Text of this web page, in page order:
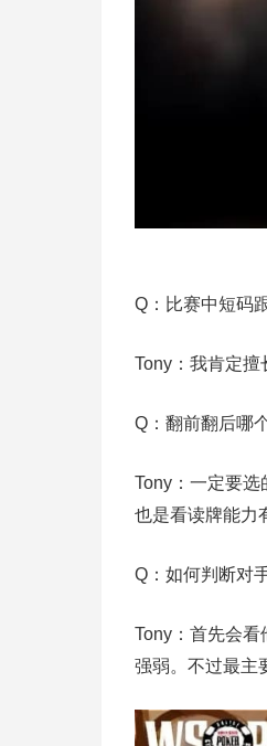
Q：比赛中短码
Tony：我肯定擅
Q：翻前翻后哪
Tony：一定要选
也是看读牌能力
Q：如何判断对
Tony：首先会
强弱。不过最主